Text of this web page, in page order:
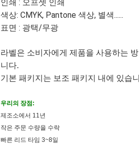
인쇄 : 오프셋 인쇄
색상: CMYK, Pantone 색상, 별색......
표면 : 광택/무광
라벨은 소비자에게 제품을 사용하는
니다.
기본 패키지는 보조 패키지 내에 있습
우리의 장점:
제조소에서 11년
작은 주문 수량을 수락
빠른 리드 타임 3~8일